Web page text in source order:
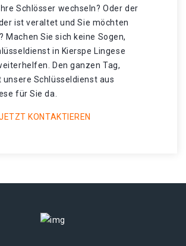
Schlösser wechseln? Oder der
ist veraltet und Sie möchten
Machen Sie sich keine Sogen,
in Kierspe Lingese
Den ganzen Tag,
unsere Schlüsseldienst aus
für Sie da.
KONTAKTIEREN